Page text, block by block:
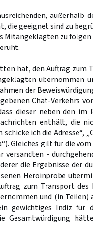
außerhalb
die geeignet sind zu
Mitangeklagten zu folgen
hat, den Auftrag zum
übernommen
der
Chat-Verkehrs
dieser neben den im
enthält, die
ich die Adresse“,
Gleiches gilt für die
versandten -
die Ergebnisse der
Heroinprobe
zum Transport des
und (in Teilen)
gewichtiges Indiz für
Gesamtwürdigung